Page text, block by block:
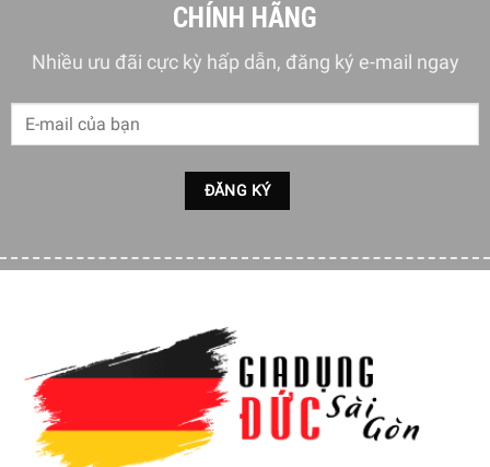
CHÍNH HÃNG
Nhiều ưu đãi cực kỳ hấp dẫn, đăng ký e-mail ngay